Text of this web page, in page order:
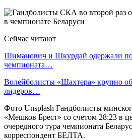
Сейчас читают
Шиманович и Шкурдай одержали
чемпионата…
Волейболисты «Шахтера» крупно
лидеров…
Фото Unsplash Гандболисты
«Мешков Брест» со счетом 28:23 в
очередного тура чемпионата
корреспондент БЕЛТА.